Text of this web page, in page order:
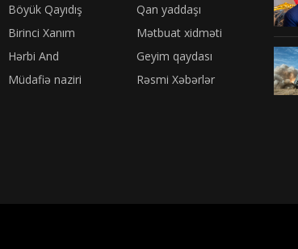
Böyük Qayıdış
Qan yaddaşı
Birinci Xanım
Mətbuat xidməti
Hərbi And
Geyim qaydası
Müdafiə naziri
Rəsmi Xəbərlər